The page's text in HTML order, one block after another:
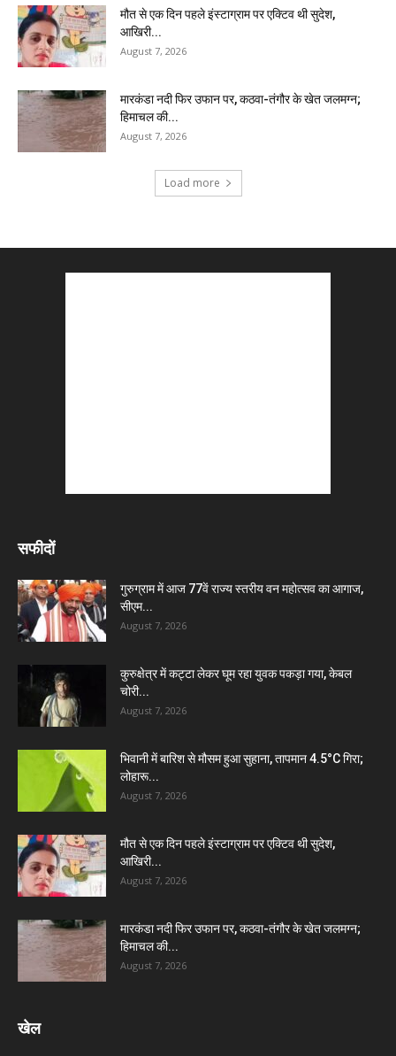
मौत से एक दिन पहले इंस्टाग्राम पर एक्टिव थी सुदेश,
आखिरी...
August 7, 2026
मारकंडा नदी फिर उफान पर, कठवा-तंगौर के खेत जलमग्न;
हिमाचल की...
August 7, 2026
Load more
सफीदों
गुरुग्राम में आज 77वें राज्य स्तरीय वन महोत्सव का आगाज,
सीएम...
August 7, 2026
कुरुक्षेत्र में कट्टा लेकर घूम रहा युवक पकड़ा गया, केबल
चोरी...
August 7, 2026
भिवानी में बारिश से मौसम हुआ सुहाना, तापमान 4.5°C गिरा;
लोहारू...
August 7, 2026
मौत से एक दिन पहले इंस्टाग्राम पर एक्टिव थी सुदेश,
आखिरी...
August 7, 2026
मारकंडा नदी फिर उफान पर, कठवा-तंगौर के खेत जलमग्न;
हिमाचल की...
August 7, 2026
खेल